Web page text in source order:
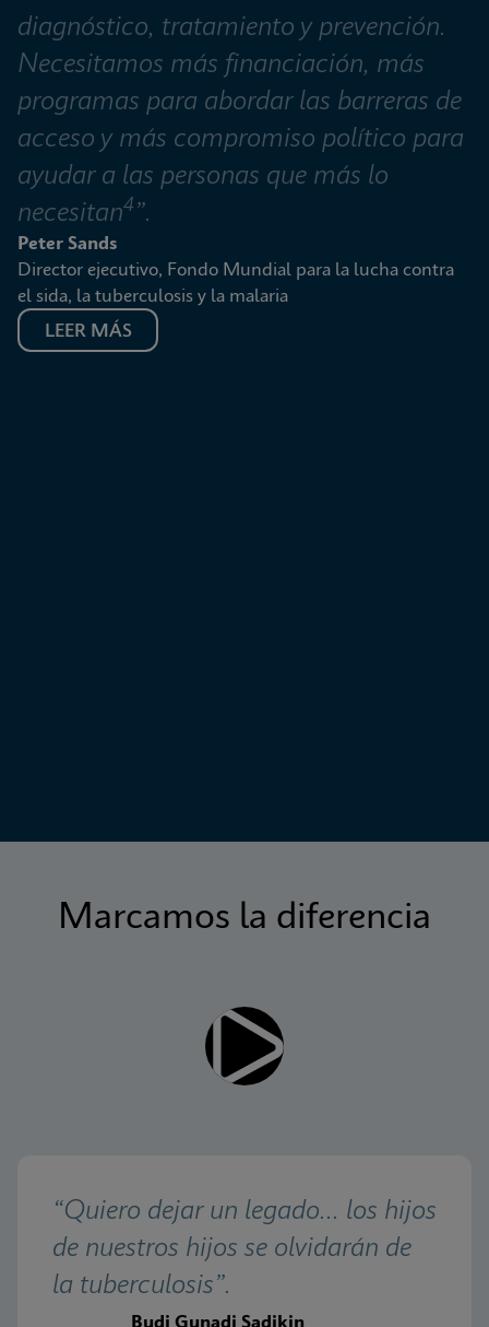
diagnóstico, tratamiento y prevención.
Necesitamos más financiación, más
programas para abordar las barreras de
acceso y más compromiso político para
ayudar a las personas que más lo
necesitan4”.
Peter Sands
Director ejecutivo, Fondo Mundial para la lucha contra
el sida, la tuberculosis y la malaria
LEER MÁS
Marcamos la diferencia
“Quiero dejar un legado... los hijos
de nuestros hijos se olvidarán de
la tuberculosis”.
Budi Gunadi Sadikin